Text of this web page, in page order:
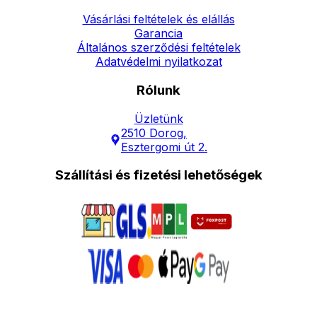
Vásárlási feltételek és elállás
Garancia
Általános szerződési feltételek
Adatvédelmi nyilatkozat
Rólunk
Üzletünk
2510 Dorog,
Esztergomi út 2.
Szállítási és fizetési lehetőségek